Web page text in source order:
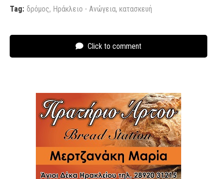
Tag: δρόμος, Ηράκλειο - Ανώγεια, κατασκευή
Click to comment